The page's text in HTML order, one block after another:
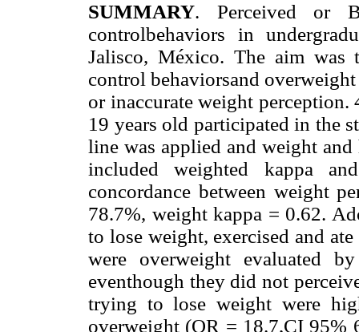
SUMMARY. Perceived or
controlbehaviors in
Jalisco, México. The aim was
control behaviorsand
or inaccurate weight perception.
19 years old participated in the
line was applied and weight
included weighted kappa
concordance between weight
78.7%, weight kappa = 0.62.
to lose weight, exercised and
were overweight evaluated
eventhough they did not
trying to lose weight were
overweight (OR = 18.7,CI 95%